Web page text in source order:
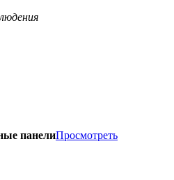
панелиПросмотреть